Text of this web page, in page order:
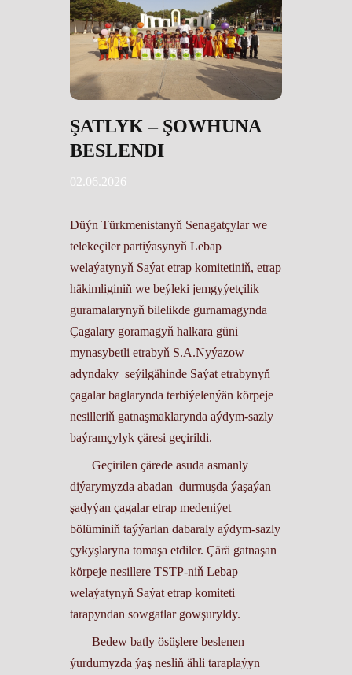
ŞATLYK – ŞOWHUNA
BESLENDI
02.06.2026
Düýn Türkmenistanyň Senagatçylar we
telekeçiler partiýasynyň Lebap
welaýatynyň Saýat etrap komitetiniň, etrap
häkimliginiň we beýleki jemgyýetçilik
guramalarynyň bilelikde gurnamagynda
Çagalary goramagyň halkara güni
mynasybetli etrabyň S.A.Nyýazow
adyndaky seýilgähinde Saýat etrabynyň
çagalar baglarynda terbiýelenýän körpeje
nesilleriň gatnaşmaklarynda aýdym-sazly
baýramçylyk çäresi geçirildi.
Geçirilen çärede asuda asmanly
diýarymyzda abadan durmuşda ýaşaýan
şadyýan çagalar etrap medeniýet
bölüminiň taýýarlan dabaraly aýdym-sazly
çykyşlaryna tomaşa etdiler. Çärä gatnaşan
körpeje nesillere TSTP-niň Lebap
welaýatynyň Saýat etrap komiteti
tarapyndan sowgatlar gowşuryldy.
Bedew batly ösüşlere beslenen
ýurdumyzda ýaş nesliň ähli taraplaýyn